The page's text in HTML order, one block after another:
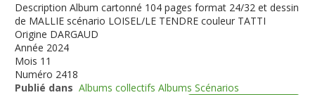
Description Album cartonné 104 pages format 24/32 et dessin
de MALLIE scénario LOISEL/LE TENDRE couleur TATTI
Origine DARGAUD
Année 2024
Mois 11
Numéro 2418
Publié dans Albums collectifs Albums Scénarios